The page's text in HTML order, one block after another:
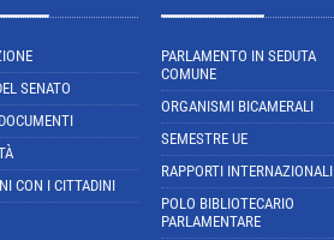
SENATO
CON I CITTADINI
PARLAMENTO IN SEDUTA
COMUNE
ORGANISMI BICAMERALI
SEMESTRE UE
RAPPORTI INTERNAZIONALI
POLO BIBLIOTECARIO
PARLAMENTARE